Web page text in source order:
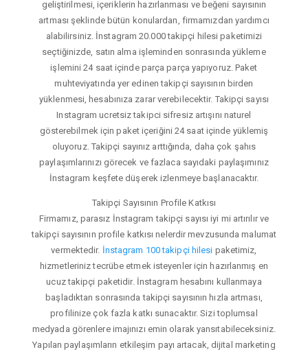
geliştirilmesi, içeriklerin hazırlanması ve beğeni sayısının
artması şeklinde bütün konulardan, firmamızdan yardımcı
alabilirsiniz. İnstagram 20.000 takipçi hilesi paketimizi
seçtiğinizde, satın alma işleminden sonrasında yükleme
işlemini 24 saat içinde parça parça yapıyoruz. Paket
muhteviyatında yer edinen takipçi sayısının birden
yüklenmesi, hesabınıza zarar verebilecektir. Takipçi sayısı
Instagram ucretsiz takipci sifresiz artışını naturel
gösterebilmek için paket içeriğini 24 saat içinde yüklemiş
oluyoruz. Takipçi sayınız arttığında, daha çok şahıs
paylaşımlarınızı görecek ve fazlaca sayıdaki paylaşımınız
İnstagram keşfete düşerek izlenmeye başlanacaktır.
Takipçi Sayısının Profile Katkısı
Firmamız, parasız İnstagram takipçi sayısı iyi mi artırılır ve
takipçi sayısının profile katkısı nelerdir mevzusunda malumat
vermektedir. İnstagram 100 takipçi hilesi paketimiz,
hizmetleriniz tecrübe etmek isteyenler için hazırlanmış en
ucuz takipçi paketidir. İnstagram hesabını kullanmaya
başladıktan sonrasında takipçi sayısının hızla artması,
profilinize çok fazla katkı sunacaktır. Sizi toplumsal
medyada görenlere imajınızı emin olarak yansıtabileceksiniz.
Yapılan paylaşımların etkileşim payı artacak, dijital marketing